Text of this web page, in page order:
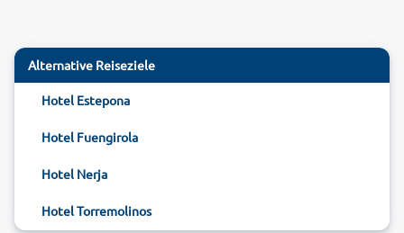
Alternative Reiseziele
Hotel Estepona
Hotel Fuengirola
Hotel Nerja
Hotel Torremolinos